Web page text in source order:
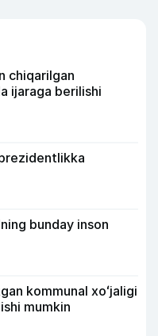
chiqarilgan
ijaraga berilishi
bunday inson
kommunal xoʻjaligi
mumkin